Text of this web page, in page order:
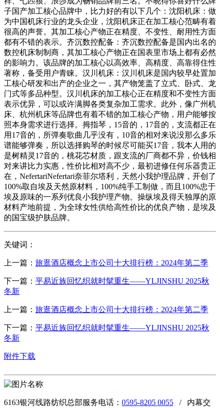
子国产加工核心品牌中，比力好的有以下几个：沈阳机床：做
为中国机床行业的龙头企业，沈阳机床正在加工核心范畴有着
很高的声誉。其加工核心产物正在精度、不变性、耐用性方面
都有不错的表示。齐沉数控配备：齐沉数控配备是国内出名的
数控机床制制商，其加工核心产物正在国表里市场上都有必然
的影响力。该品牌的加工核心以高效率、高精度、高靠得住性
著称，备受用户青睐。汉川机床：汉川机床是国内较早处置加
工核心研发和出产的企业之一，其产物笼盖了立式、卧式、龙
门式等多品种型。汉川机床的加工核心正在精度和不变性方面
表示优异，可以或许满脚各类复杂加工需求。此外，像广州机
床、杭州机床等品牌也有着不错的加工核心产物，用户能够按
照本身需求进行选择。拇指琴，15音的，17音的，支流都正在
用17音的，所弹奏歌曲几乎没有，10音的相对来说没那么多乐
谱能够弹奏，所以选择购琴的时候尽可能买17音，我本人用的
是树精灵17音的，桃花芯材质，跟支流的厂商都不异，价钱相
对来讲比力实惠，性价比相对高不少，最初进修任何乐器贵正
在，NefertariNefertari奈菲尔塔利，天然小我护理品牌，开创了
100%取自埃及天然原材料，100%纯手工制做，而且100%忠于
埃及原味的一系列优良小我护理产物。操纵埃及得天独厚的原
材料产地前提，为全球女性供给高性价比的优良产物，是埃及
的国宝级护肤品牌。
关键词：
上一篇： 旅逛酒店概念上市公司十大排行榜：2024年第二季
下一篇： 平易近族回忆织就时髦重生——YLJINSHU 2025秋
冬新
上一篇： 旅逛酒店概念上市公司十大排行榜：2024年第二季
下一篇： 平易近族回忆织就时髦重生——YLJINSHU 2025秋
冬新
附件下载
6163银河线路纺织总部服务电话： 0595-8205 0055 / 内幕交